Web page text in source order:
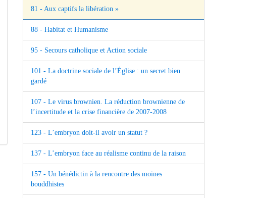
81 - Aux captifs la libération »
88 - Habitat et Humanisme
95 - Secours catholique et Action sociale
101 - La doctrine sociale de l’Église : un secret bien
gardé
107 - Le virus brownien. La réduction brownienne de
l’incertitude et la crise financière de 2007-2008
123 - L’embryon doit-il avoir un statut ?
137 - L’embryon face au réalisme continu de la raison
157 - Un bénédictin à la rencontre des moines
bouddhistes